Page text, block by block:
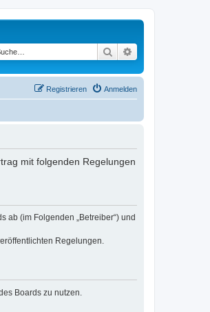
Suche
Anmelden
Registrieren
mit folgenden Regelungen
ab (im Folgenden „Betreiber“) und
Regelungen.
Boards zu nutzen.